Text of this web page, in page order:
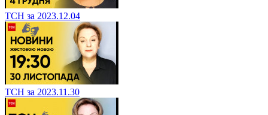
ТСН за 2023.12.04
ТСН за 2023.11.30